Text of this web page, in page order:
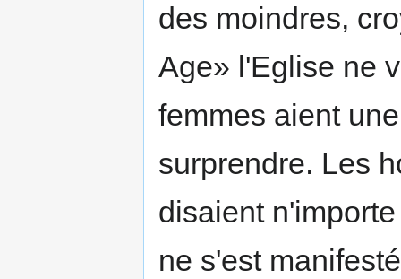
des moindres,
Age» l'Eglise ne
femmes aient
surprendre. Les
disaient
ne s'est